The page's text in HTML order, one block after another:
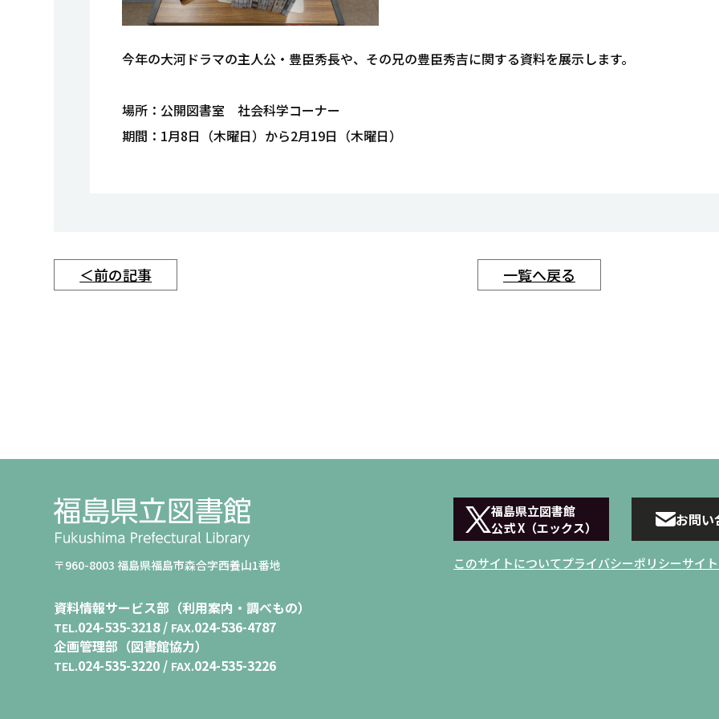
今年の大河ドラマの主人公・豊臣秀長や、その兄の豊臣秀吉に関する資料を展示します。
場所：公開図書室 社会科学コーナー
期間：1月8日（木曜日）から2月19日（木曜日）
＜前の記事 一覧へ戻る
〒960-8003 福島県福島市森合字西養山1番地
資料情報サービス部（利用案内・調べもの）
TEL.024-535-3218 / FAX.024-536-4787
企画管理部（図書館協力）
TEL.024-535-3220 / FAX.024-535-3226
福島県立図書館
公式 X（エックス）
お問い
このサイトについてプライバシーポリシーサイ